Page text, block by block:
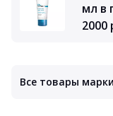
мл в
2000
Все товары